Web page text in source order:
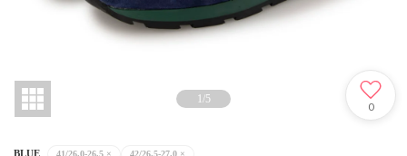
1/5
0
BLUE 41/26.0-26.5 × 42/26.5-27.0 ×